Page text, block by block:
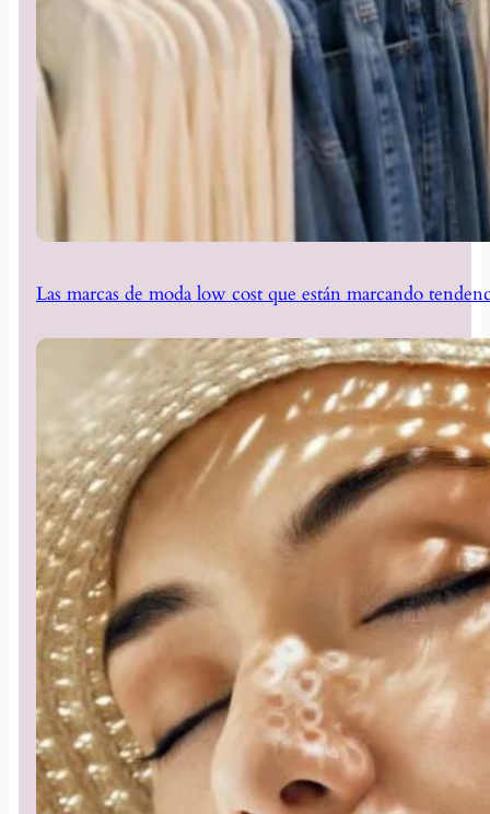
Las marcas de moda low cost que están marcando